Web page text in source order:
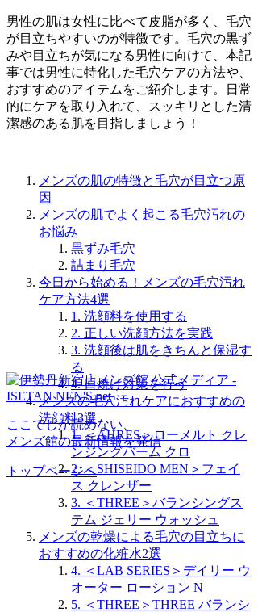
男性の肌は女性に比べて皮脂が多く、毛穴
が目立ちやすいのが特徴です。毛穴の黒ず
みや目立ちが気になる男性に向けて、本記
事では男性に特化した毛穴ケアの方法や、
おすすめのアイテムをご紹介します。日常
的にケアを取り入れて、スッキリとした清
潔感のある肌を目指しましょう！
メンズの肌の特徴と毛穴が目立つ原
因
メンズの肌でよく起こる毛穴汚れの
お悩み
黒ずみ毛穴
詰まり毛穴
今日から始める！メンズの毛穴汚れ
ケア方法4選
1. 洗顔料を使用する
2. 正しい洗顔方法を実践
3. 洗顔後は肌をきちんと保湿す
る
4. 日焼け対策を行う
メンズの毛穴汚れケアにおすすめの
洗顔料3選
1. ＜AHRES＞ローメルト クレ
ンジングバーム クロ
2. ＜SHISEIDO MEN＞フェイ
ス クレンザー
3. ＜THREE＞バランシングス
テム ジェリー ウォッシュ
メンズの乾燥による毛穴の目立ちに
おすすめの化粧水2選
4. ＜LAB SERIES＞デイリー ウ
オーター ローション N
5. ＜THREE＞THREE バランシ
ここでしか読めない、
メンズ館の最新情報を発信
トップページへ